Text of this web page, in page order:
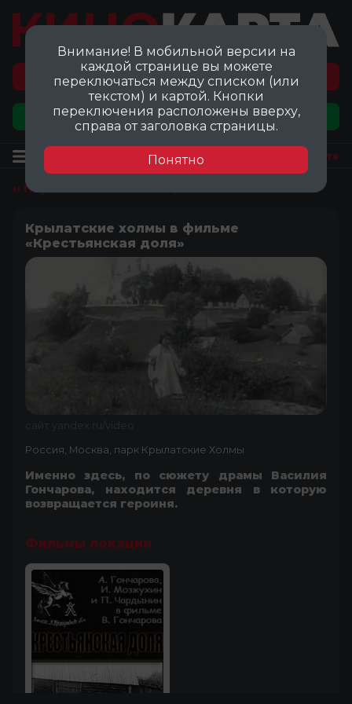
Перейти на карту локаций ©
Добавить локацию
Посмотреть на карте
‹‹ Перейти ко всем локациям
Крылатские холмы в фильме
«Крестьянская доля»
сайт yandex.ru/video
Россия, Москва, парк Крылатские Холмы
Именно здесь, по сюжету драмы Василия
Гончарова, находится деревня в которую
возвращается героиня.
Фильмы локации
Внимание! В мобильной версии на
каждой странице вы можете
переключаться между списком (или
текстом) и картой. Кнопки
переключения расположены вверху,
справа от заголовка страницы.
Понятно